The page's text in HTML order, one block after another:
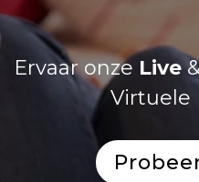
Ervaar onze Live
Virtuele